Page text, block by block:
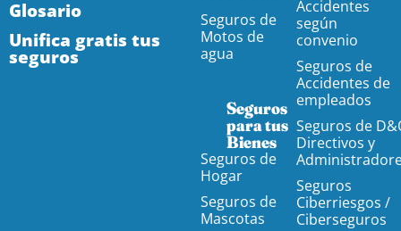
Glosario
Unifica gratis tus
seguros
Seguros de
Motos de
agua
Seguros
para tus
Bienes
Seguros de
Hogar
Seguros de
Mascotas
Accidentes
según
convenio
Seguros de
Accidentes de
empleados
Seguros de
Directivos y
Seguros
Ciberriesgos /
Ciberseguros